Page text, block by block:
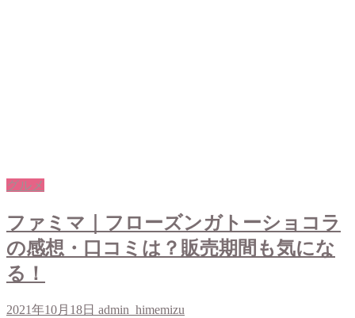
グルメ
ファミマ｜フローズンガトーショコラ
の感想・口コミは？販売期間も気にな
る！
2021年10月18日 admin_himemizu